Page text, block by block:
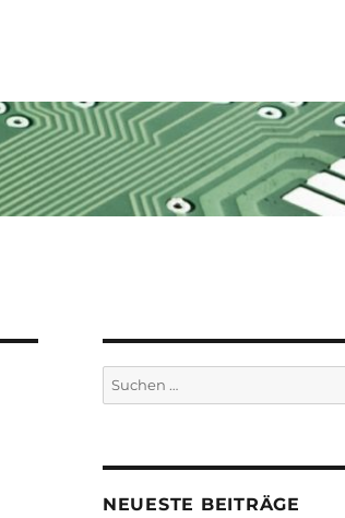
Suchen
nach:
NEUESTE BEITRÄGE